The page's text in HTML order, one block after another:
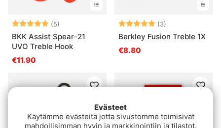
Arvio: (5)
5.0 5:sta tähdestä
BKK Assist Spear-21
UVO Treble Hook
€11.90
Arvio: (3)
Berkley Fusion Treble 1X
€8.80
Evästeet
Käytämme evästeitä jotta sivustomme toimisivat
mahdollisimman hyvin ja markkinointiin ja tilastot.